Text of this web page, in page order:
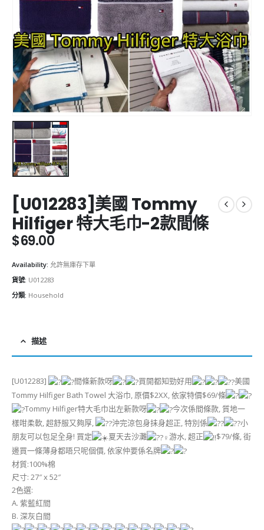
[U012283]美國 Tommy
Hilfiger 特大毛巾-2款間條
$69.00
Availability: 允許無庫存下單
貨號: U012283
分類: Household
描述
[U012283] 間條新款呀 買開都知勁好用
美國
Tommy Hilfiger Bath Towel 大浴巾, 原價$2XX, 依家特價$69/條
Tommy Hilfiger特大毛巾出左新款呀
今次係間條款, 質地一
樣咁柔軟, 超舒服又夠厚,
沖完涼包身抺身超正, 特別係
小
朋友可以包足全身! 買定
夏天去沙灘 游水, 超正
$79/條, 街
邊買一條薄身都唔只呢個價, 依家仲要係名牌
材質:100%棉
尺寸: 27″ x 52″
2色選:
A. 紫藍紅間
B. 深灰白間